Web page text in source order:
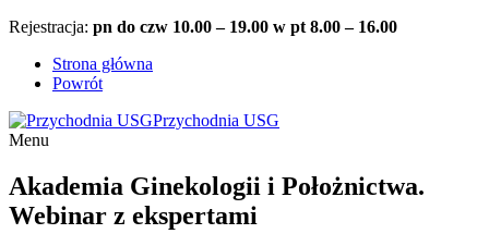
Rejestracja: pn do czw 10.00 – 19.00 w pt 8.00 – 16.00
Strona główna
Powrót
Przychodnia USG
Menu
Akademia Ginekologii i Położnictwa.
Webinar z ekspertami